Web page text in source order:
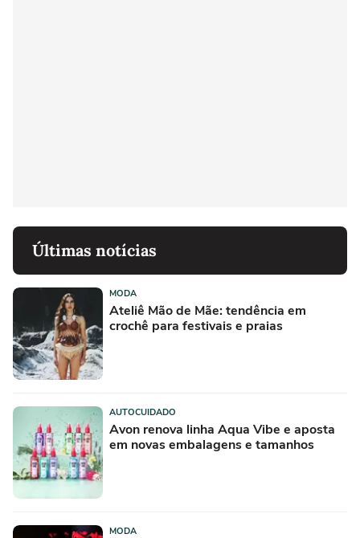
Últimas notícias
MODA
Ateliê Mão de Mãe: tendência em
crochê para festivais e praias
AUTOCUIDADO
Avon renova linha Aqua Vibe e aposta
em novas embalagens e tamanhos
MODA